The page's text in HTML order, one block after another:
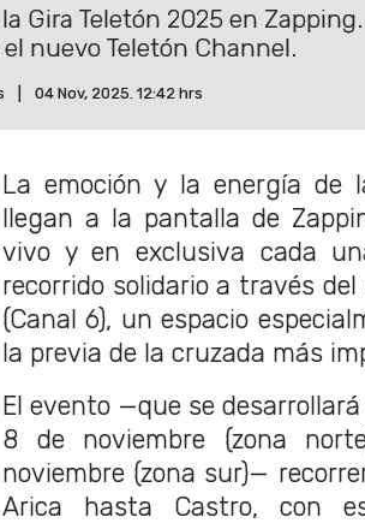
Gira Teletón 2025 en
nuevo Teletón Channel.
04 Nov, 2025. 12:42 hrs
La emoción y la energía de
llegan a la pantalla de
vivo y en exclusiva cada
recorrido solidario a través
(Canal 6), un espacio
la previa de la cruzada más
El evento —que se
8 de noviembre (zona
noviembre (zona sur)—
Arica hasta Castro, con